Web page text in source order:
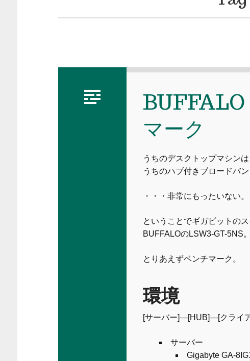
マーク
うちのデスクトップマシン
うちのハブ付きブロードバ
・・・非常にもったいない。
ということでギガビットの
BUFFALOのLSW3-GT-5NS。
とりあえずベンチマーク。
環境
[サーバー]—[HUB]—[クライ
サーバー
Gigabyte GA-